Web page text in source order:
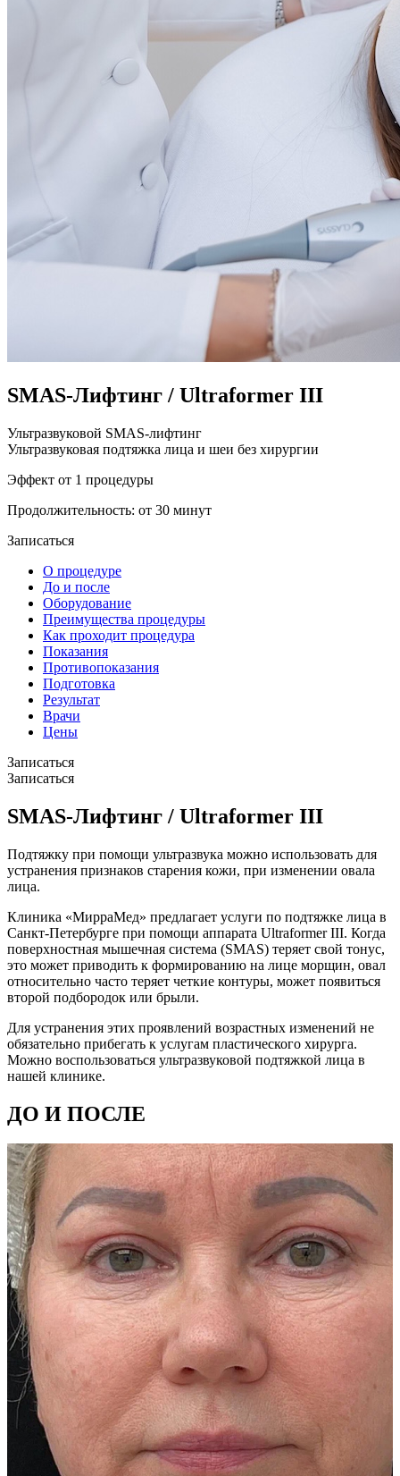
SMAS-Лифтинг / Ultraformer III
Ультразвуковой SMAS-лифтинг
Ультразвуковая подтяжка лица и шеи без хирургии
Эффект от 1 процедуры
Продолжительность: от 30 минут
Записаться
О процедуре
До и после
Оборудование
Преимущества процедуры
Как проходит процедура
Показания
Противопоказания
Подготовка
Результат
Врачи
Цены
Записаться
Записаться
SMAS-Лифтинг / Ultraformer III
Подтяжку при помощи ультразвука можно использовать для
устранения признаков старения кожи, при изменении овала
лица.
Клиника «МирраМед» предлагает услуги по подтяжке лица в
Санкт-Петербурге при помощи аппарата Ultraformer III. Когда
поверхностная мышечная система (SMAS) теряет свой тонус,
это может приводить к формированию на лице морщин, овал
относительно часто теряет четкие контуры, может появиться
второй подбородок или брыли.
Для устранения этих проявлений возрастных изменений не
обязательно прибегать к услугам пластического хирурга.
Можно воспользоваться ультразвуковой подтяжкой лица в
нашей клинике.
ДО И ПОСЛЕ